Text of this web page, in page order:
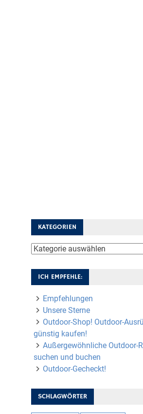
KATEGORIEN
Kategorien
ICH EMPFEHLE:
Empfehlungen
Unsere Sterne
Outdoor-Shop! Outdoor-
günstig kaufen!
Außergewöhnliche Outdoor-
suchen und buchen
Outdoor-Gecheckt!
SCHLAGWÖRTER